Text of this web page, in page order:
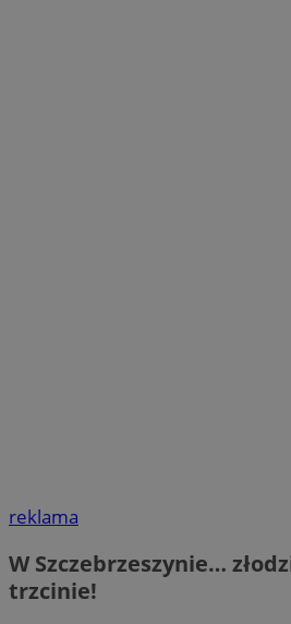
reklama
W Szczebrzeszynie…
trzcinie!